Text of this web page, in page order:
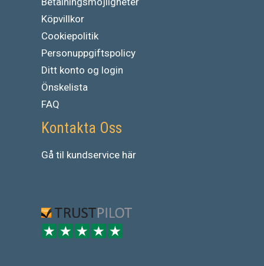
Köpvillkor
Cookiepolitik
Personuppgiftspolicy
Ditt konto og login
Önskelista
FAQ
Kontakta Oss
Gå til kundservice här